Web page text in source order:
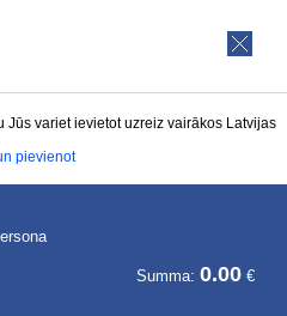
Jūs variet ievietot uzreiz vairākos Latvijas
pievienot
Summa: 0.00€